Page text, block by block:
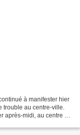
à manifester hier
trouble au centre-ville.
après-midi, au centre de